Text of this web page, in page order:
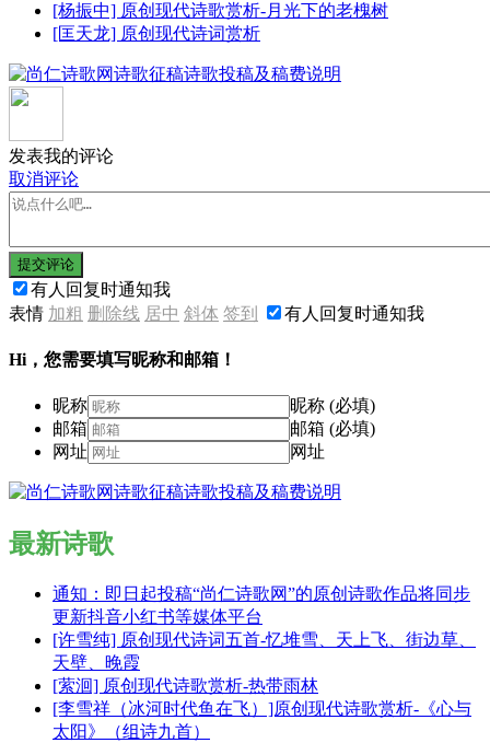
[杨振中] 原创现代诗歌赏析-月光下的老槐树
[匡天龙] 原创现代诗词赏析
发表我的评论
取消评论
提交评论
有人回复时通知我
表情 加粗 删除线 居中 斜体 签到 有人回复时通知我
Hi，您需要填写昵称和邮箱！
昵称
昵称 (必填)
邮箱
邮箱 (必填)
网址
网址
最新诗歌
通知：即日起投稿“尚仁诗歌网”的原创诗歌作品将同步
更新抖音小红书等媒体平台
[许雪纯] 原创现代诗词五首-忆堆雪、天上飞、街边草、
天壁、晚霞
[萦洄] 原创现代诗歌赏析-热带雨林
[李雪祥（冰河时代鱼在飞）]原创现代诗歌赏析-《心与
太阳》（组诗九首）